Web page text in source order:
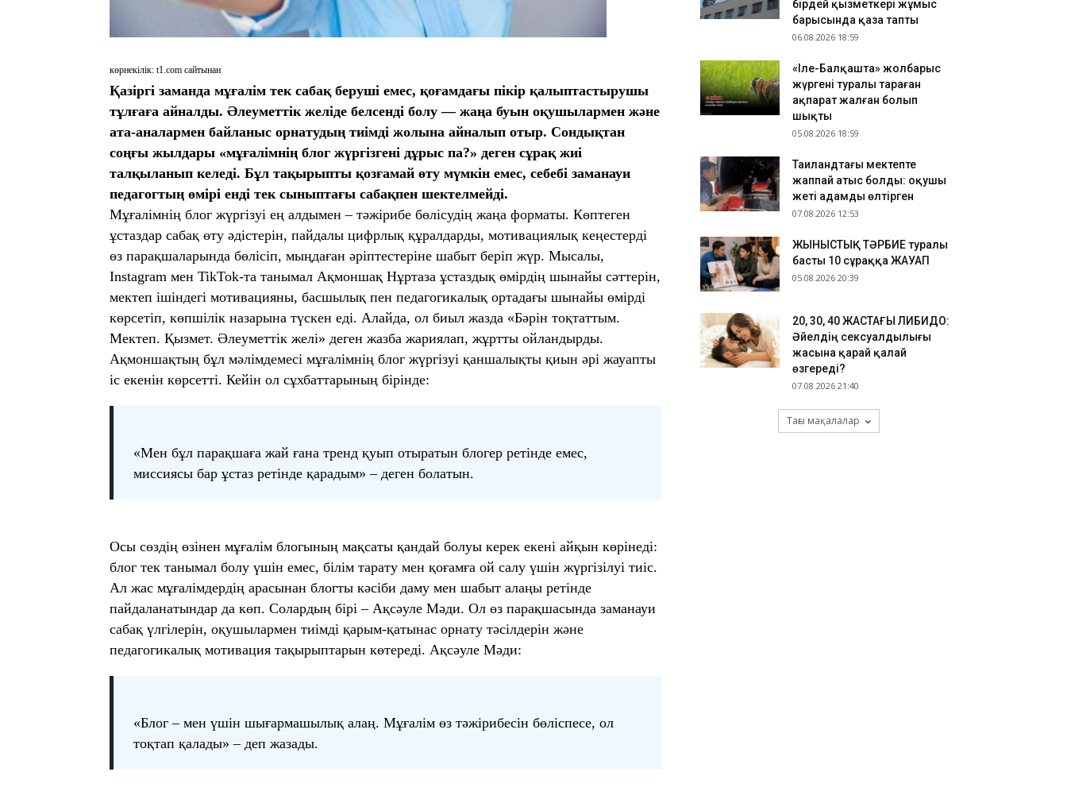
көрнекілік: t1.com сайтынан
Қазіргі заманда мұғалім тек сабақ беруші емес, қоғамдағы пікір қалыптастырушы
тұлғаға айналды. Әлеуметтік желіде белсенді болу — жаңа буын оқушылармен және
ата-аналармен байланыс орнатудың тиімді жолына айналып отыр. Сондықтан
соңғы жылдары «мұғалімнің блог жүргізгені дұрыс па?» деген сұрақ жиі
талқыланып келеді. Бұл тақырыпты қозғамай өту мүмкін емес, себебі заманауи
педагогтың өмірі енді тек сыныптағы сабақпен шектелмейді.
Мұғалімнің блог жүргізуі ең алдымен – тәжірибе бөлісудің жаңа форматы. Көптеген
ұстаздар сабақ өту әдістерін, пайдалы цифрлық құралдарды, мотивациялық кеңестерді
өз парақшаларында бөлісіп, мыңдаған әріптестеріне шабыт беріп жүр. Мысалы,
Instagram мен TikTok-та танымал Ақмоншақ Нұртаза ұстаздық өмірдің шынайы сәттерін,
мектеп ішіндегі мотивацияны, басшылық пен педагогикалық ортадағы шынайы өмірді
көрсетіп, көпшілік назарына түскен еді. Алайда, ол биыл жазда «Бәрін тоқтаттым.
Мектеп. Қызмет. Әлеуметтік желі» деген жазба жариялап, жұртты ойландырды.
Ақмоншақтың бұл мәлімдемесі мұғалімнің блог жүргізуі қаншалықты қиын әрі жауапты
іс екенін көрсетті. Кейін ол сұхбаттарының бірінде:
«Мен бұл парақшаға жай ғана тренд қуып отыратын блогер ретінде емес,
миссиясы бар ұстаз ретінде қарадым» – деген болатын.
Осы сөздің өзінен мұғалім блогының мақсаты қандай болуы керек екені айқын көрінеді:
блог тек танымал болу үшін емес, білім тарату мен қоғамға ой салу үшін жүргізілуі тиіс.
Ал жас мұғалімдердің арасынан блогты кәсіби даму мен шабыт алаңы ретінде
пайдаланатындар да көп. Солардың бірі – Ақсәуле Мәди. Ол өз парақшасында заманауи
сабақ үлгілерін, оқушылармен тиімді қарым-қатынас орнату тәсілдерін және
педагогикалық мотивация тақырыптарын көтереді. Ақсәуле Мәди:
«Блог – мен үшін шығармашылық алаң. Мұғалім өз тәжірибесін бөліспесе, ол
тоқтап қалады» – деп жазады.
08.08.2026 09:54
Қазақстандық ескекшілер Азия чемпионатын
08.08.2026 09:22
Ер адам 1 миллион еуро ұтқан лотерея билетін
қателесіп қоқысқа тастап жіберген
бірдей қызметкері жұмыс
барысында қаза тапты
06.08.2026 18:59
«Іле-Балқашта» жолбарыс
жүргені туралы тараған
ақпарат жалған болып
шықты
05.08.2026 18:59
Таиландтағы мектепте
жаппай атыс болды: оқушы
жеті адамды өлтірген
07.08.2026 12:53
ЖЫНЫСТЫҚ ТӘРБИЕ туралы
басты 10 сұраққа ЖАУАП
05.08.2026 20:39
​20, 30, 40 ЖАСТАҒЫ ЛИБИДО:
Әйелдің сексуалдылығы
жасына қарай қалай
өзгереді?
07.08.2026 21:40
Тағы мақалалар